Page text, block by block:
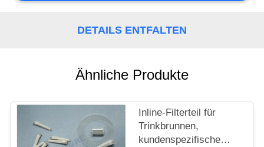
FORDERN
ANGEBOT
SITEMAP
DETAILS ENTFALTEN
Ähnliche Produkte
Inline-Filterteil für
Trinkbrunnen,
kundenspezifische